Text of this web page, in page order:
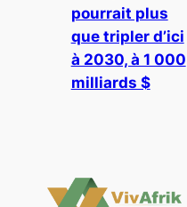
pourrait plus
que tripler d’ici
à 2030, à 1 000
milliards $